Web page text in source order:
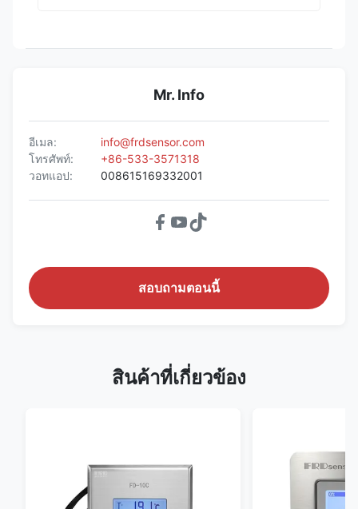
Mr. Info
อีเมล:
info@frdsensor.com
โทรศัพท์:
+86-533-3571318
วอทแอป:
008615169332001
สอบถามตอนนี้
สินค้าที่เกี่ยวข้อง